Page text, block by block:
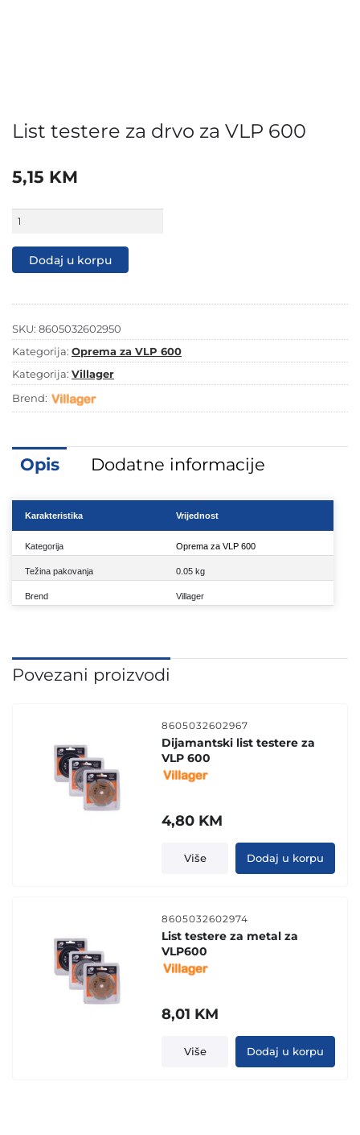
List testere za drvo za VLP 600
5,15 KM
testere
drvo
količina
Dodaj u korpu
SKU: 8605032602950
Kategorija: Oprema za VLP 600
Kategorija: Villager
Brend:
Opis Dodatne informacije
Karakteristika Vrijednost
Kategorija Oprema za VLP 600
Težina pakovanja 0.05 kg
Brend Villager
Povezani proizvodi
8605032602967
Dijamantski list testere za
VLP 600
4,80 KM
Više Dodaj u korpu
8605032602974
List testere za metal za
VLP600
8,01 KM
Više Dodaj u korpu